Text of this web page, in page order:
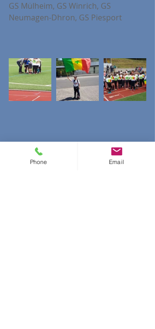
GS Mülheim, GS Winrich, GS
Neumagen-Dhron, GS Piesport
Phone Email